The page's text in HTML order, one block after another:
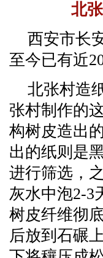
北
西安市长
至今已有近
北张村造
张村制作的
构树皮造出
出的纸则是
进行筛选，
灰水中泡2-3
树皮纤维彻
后放到石碾